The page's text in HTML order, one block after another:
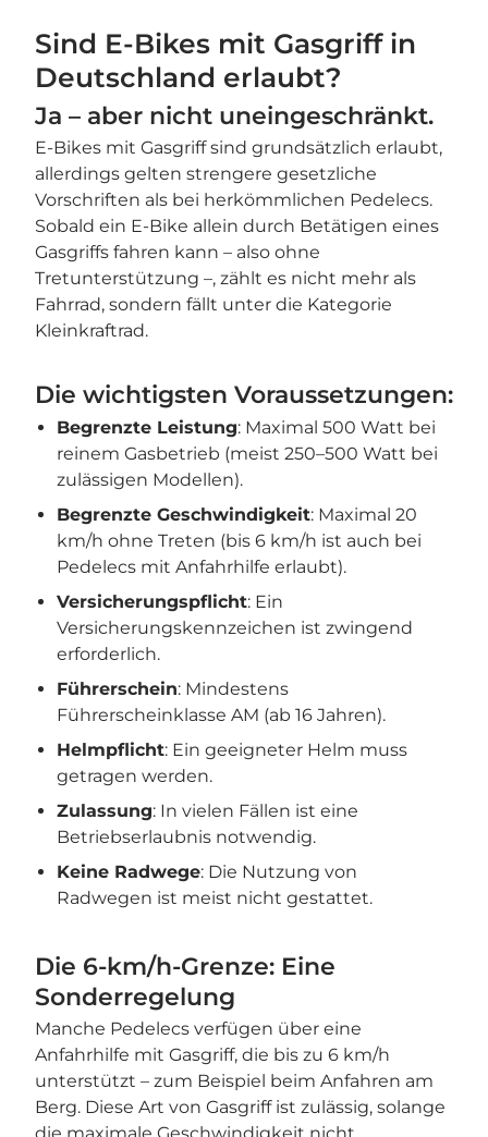
Sind E-Bikes mit Gasgriff in
Deutschland erlaubt?
Ja – aber nicht uneingeschränkt.
E-Bikes mit Gasgriff sind grundsätzlich erlaubt,
allerdings gelten strengere gesetzliche
Vorschriften als bei herkömmlichen Pedelecs.
Sobald ein E-Bike allein durch Betätigen eines
Gasgriffs fahren kann – also ohne
Tretunterstützung –, zählt es nicht mehr als
Fahrrad, sondern fällt unter die Kategorie
Kleinkraftrad.
Die wichtigsten Voraussetzungen:
Begrenzte Leistung: Maximal 500 Watt bei
reinem Gasbetrieb (meist 250–500 Watt bei
zulässigen Modellen).
Begrenzte Geschwindigkeit: Maximal 20
km/h ohne Treten (bis 6 km/h ist auch bei
Pedelecs mit Anfahrhilfe erlaubt).
Versicherungspflicht: Ein
Versicherungskennzeichen ist zwingend
erforderlich.
Führerschein: Mindestens
Führerscheinklasse AM (ab 16 Jahren).
Helmpflicht: Ein geeigneter Helm muss
getragen werden.
Zulassung: In vielen Fällen ist eine
Betriebserlaubnis notwendig.
Keine Radwege: Die Nutzung von
Radwegen ist meist nicht gestattet.
Die 6-km/h-Grenze: Eine
Sonderregelung
Manche Pedelecs verfügen über eine
Anfahrhilfe mit Gasgriff, die bis zu 6 km/h
unterstützt – zum Beispiel beim Anfahren am
Berg. Diese Art von Gasgriff ist zulässig, solange